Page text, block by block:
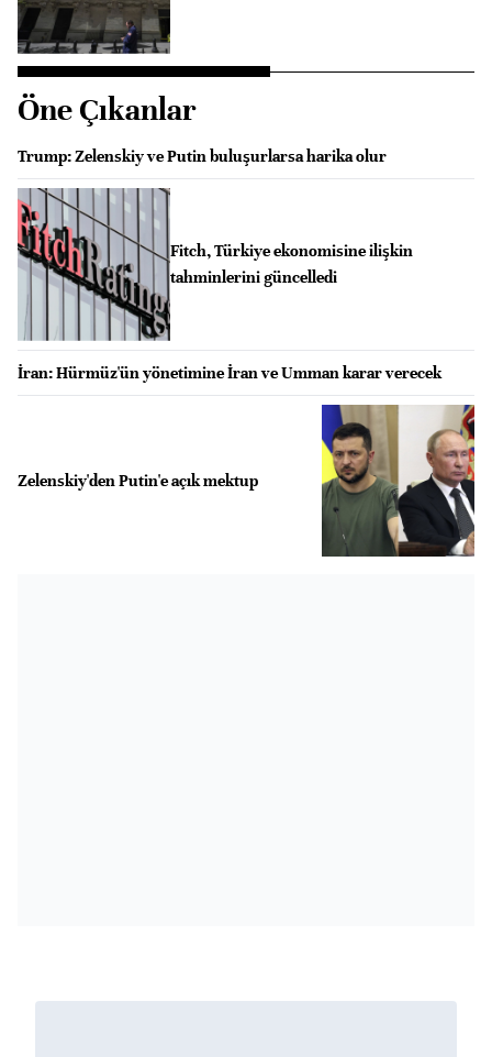
Öne Çıkanlar
Trump: Zelenskiy ve Putin buluşurlarsa harika olur
Fitch, Türkiye ekonomisine ilişkin
tahminlerini güncelledi
İran: Hürmüz'ün yönetimine İran ve Umman karar verecek
Zelenskiy'den Putin'e açık mektup